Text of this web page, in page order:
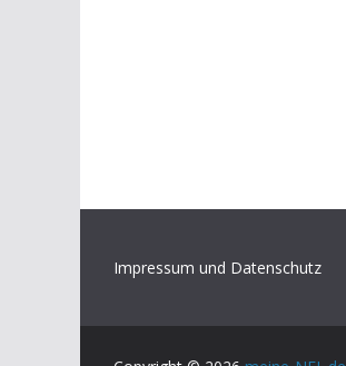
Impressum und Datenschutz